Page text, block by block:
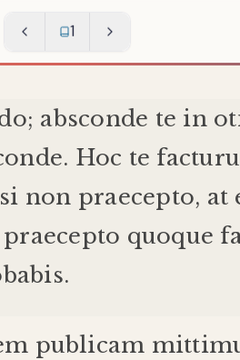
1
; absconde te in
. Hoc te
si non praecepto, at
praecepto quoque
.
publicam